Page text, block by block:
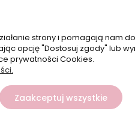
Sklep internetowy
strony i pomagają nam
opcję "Dostosuj zgody" lub
prywatności Cookies.
Zaakceptuj wszystkie